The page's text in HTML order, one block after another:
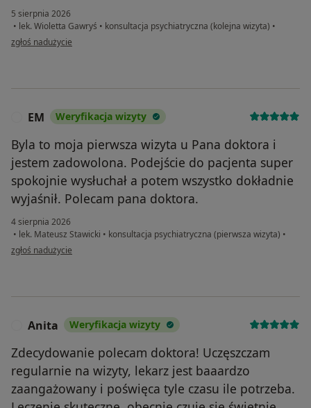
5 sierpnia 2026
• lek. Wioletta Gawryś • konsultacja psychiatryczna (kolejna wizyta) •
w opinii użytkownika Anna S
zgłoś nadużycie
EM Weryfikacja wizyty
Byla to moja pierwsza wizyta u Pana doktora i
jestem zadowolona. Podejście do pacjenta super
spokojnie wysłuchał a potem wszystko dokładnie
wyjaśnił. Polecam pana doktora.
4 sierpnia 2026
• lek. Mateusz Stawicki • konsultacja psychiatryczna (pierwsza wizyta) •
w opinii użytkownika EM
zgłoś nadużycie
Anita Weryfikacja wizyty
Zdecydowanie polecam doktora! Uczęszczam
regularnie na wizyty, lekarz jest baaardzo
zaangażowany i poświęca tyle czasu ile potrzeba.